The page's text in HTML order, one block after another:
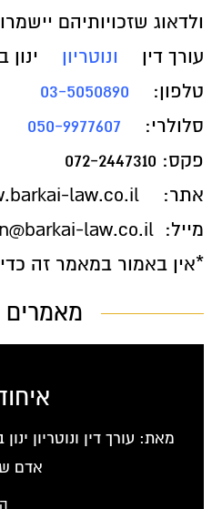
ולדאוג שזכויותיהם
עורך דין
ונוטריון
ינון
טלפון:
03-5050890
סלולרי:
050-9977607
פקס: 072-2447310
אתר:
law.co.il/
מייל: yinon@barkai-law.co.il
*אין באמור במאמר זה
מאמרים
מאת: עורך דין ונוטריון
אדם